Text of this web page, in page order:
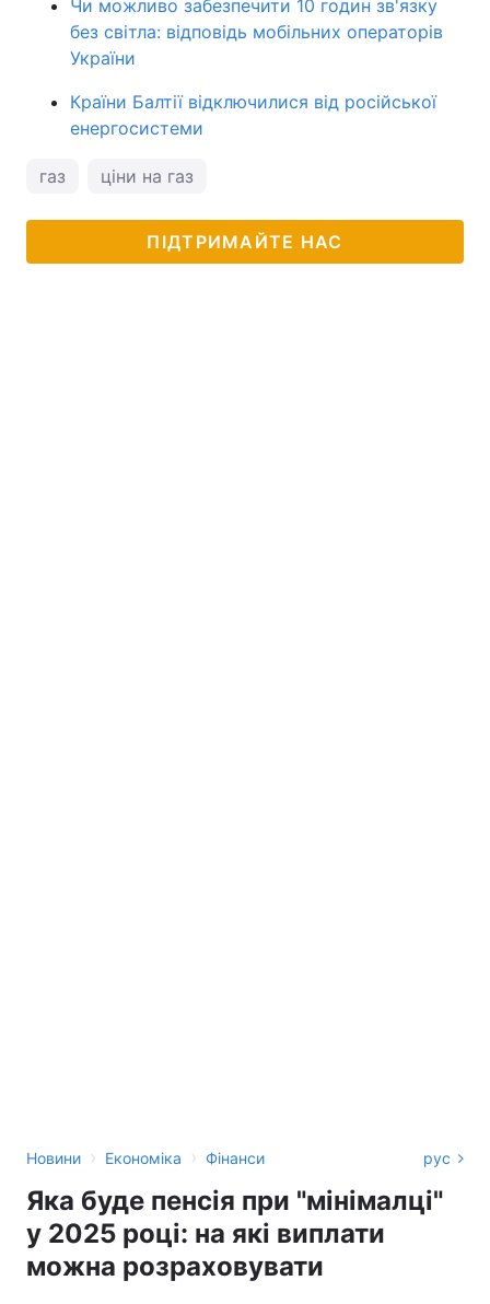
Чи можливо забезпечити 10 годин зв'язку
без світла: відповідь мобільних операторів
України
Країни Балтії відключилися від російської
енергосистеми
газ ціни на газ
ПІДТРИМАЙТЕ НАС
Новини › Економіка › Фінанси рус
Яка буде пенсія при "мінімалці"
у 2025 році: на які виплати
можна розраховувати